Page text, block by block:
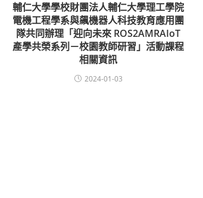
輔仁大學學校財團法人輔仁大學理工學院
電機工程學系與飆機器人科技教育應用團
隊共同辦理「迎向未來 ROS2AMRAIoT
產學共榮系列－校園教師研習」活動課程
相關資訊
2024-01-03